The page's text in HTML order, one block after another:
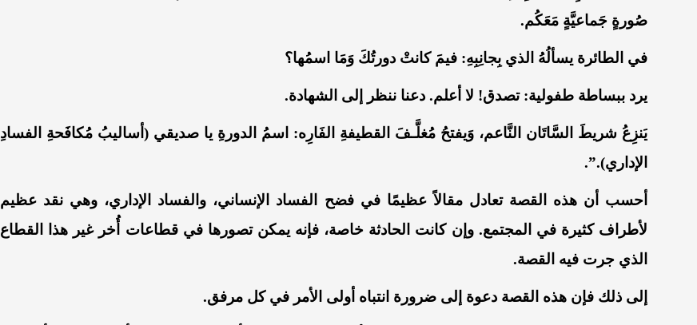
صُورةٍ جَماعيَّةٍ مَعَكُم.
في الطائرة يسألُهُ الذي بِجانِبِهِ: فيمَ كانتْ دورتُكَ وَمَا اسمُها؟
يرد ببساطة طفولية: تصدق! لا أعلم. دعنا ننظر إلى الشهادة.
يَنزِعُ شريطَ السَّاتَان النَّاعم، وَيفتحُ مُغلَّـفَ القطيفةِ الفَارِه: اسمُ الدورةِ يا صديقي (أساليبُ مُكافَحةِ الفسادِ
الإداري).”.
أحسب أن هذه القصة تعادل مقالاً عظيمًا في فضح الفساد الإنساني، والفساد الإداري، وهي نقد عظيم
لأطراف كثيرة في المجتمع. وإن كانت الحادثة خاصة، فإنه يمكن تصورها في قطاعات أُخر غير هذا القطاع
الذي جرت فيه القصة.
إلى ذلك فإن هذه القصة دعوة إلى ضرورة انتباه أولى الأمر في كل مرفق.